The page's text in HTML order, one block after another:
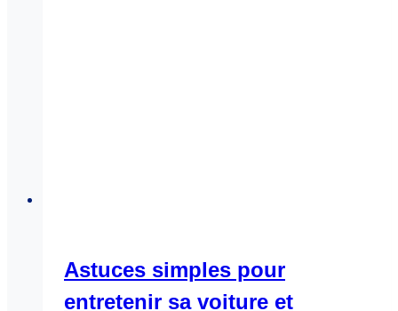
Astuces simples pour
entretenir sa voiture et